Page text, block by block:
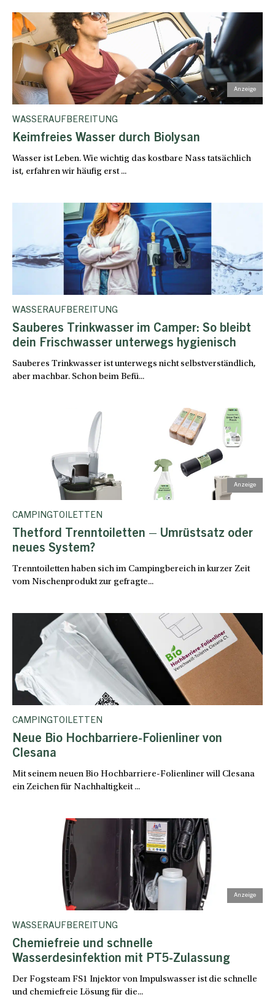
CAMPINGTOILETTEN
Thetford Trenntoiletten – Umrüstsatz oder
neues System?
Trenntoiletten haben sich im Campingbereich in kurzer Zeit
vom Nischenprodukt zur gefragte...
WASSERAUFBEREITUNG
Sauberes Trinkwasser im Camper: So bleibt
dein Frischwasser unterwegs hygienisch
Sauberes Trinkwasser ist unterwegs nicht selbstverständlich,
aber machbar. Schon beim Befü...
WASSERAUFBEREITUNG
Keimfreies Wasser durch Biolysan
Wasser ist Leben. Wie wichtig das kostbare Nass tatsächlich
ist, erfahren wir häufig erst ...
WASSERAUFBEREITUNG
Chemiefreie und schnelle
Wasserdesinfektion mit PT5-Zulassung
Der Fogsteam FS1 Injektor von Impulswasser ist die schnelle
und chemiefreie Lösung für die...
CAMPINGTOILETTEN
Neue Bio Hochbarriere-Folienliner von
Clesana
Mit seinem neuen Bio Hochbarriere-Folienliner will Clesana
ein Zeichen für Nachhaltigkeit ...